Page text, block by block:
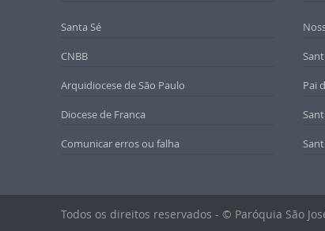
Santa Sé
CNBB
Arquidiocese de São Paulo
Diocese de Franca
Comunicar erros ou falha
Pai
Todos os direitos reservados - © Paróquia São